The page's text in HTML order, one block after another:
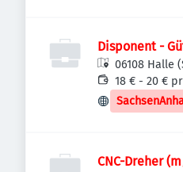
Disponent -
06108 Halle
18 € - 20 €
CNC-Dreher